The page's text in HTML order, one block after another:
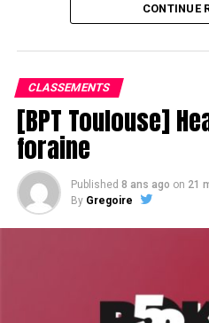
CONTINUE
CLASSEMENTS
[BPT Toulouse]
foraine
Published 8 ans ago on 21
By Gregoire